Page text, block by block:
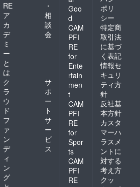
RE
ア
カ
デ
ミ
ー
と
は
・
相
談
会
ク
ラ
ウ
ド
フ
ァ
ン
デ
ィ
ン
グ
サ
ポ
ー
ト
サ
ー
ビ
ス
Goo
d
CAM
PFI
RE
for
Ente
rtain
men
t
CAM
PFI
RE
for
Spor
ts
CAM
PFI
RE
ポリ
シー
特定商
取引法
に基づ
く表記
情報セ
キュリ
ティ方
針
反社基
本方針
カスタ
マーハ
ラスメ
ントに
対する
考え方
クッ